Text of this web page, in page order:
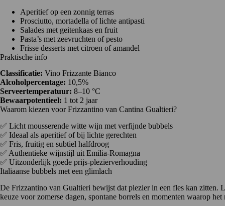
Aperitief op een zonnig terras
Prosciutto, mortadella of lichte antipasti
Salades met geitenkaas en fruit
Pasta’s met zeevruchten of pesto
Frisse desserts met citroen of amandel
Praktische info
Classificatie: Vino Frizzante Bianco
Alcoholpercentage: 10,5%
Serveertemperatuur: 8–10 °C
Bewaarpotentieel: 1 tot 2 jaar
Waarom kiezen voor Frizzantino van Cantina Gualtieri?
✅ Licht mousserende witte wijn met verfijnde bubbels
✅ Ideaal als aperitief of bij lichte gerechten
✅ Fris, fruitig en subtiel halfdroog
✅ Authentieke wijnstijl uit Emilia-Romagna
✅ Uitzonderlijk goede prijs-plezierverhouding
Italiaanse bubbels met een glimlach
De Frizzantino van Gualtieri bewijst dat plezier in een fles kan
keuze voor zomerse dagen, spontane borrels en momenten waarop